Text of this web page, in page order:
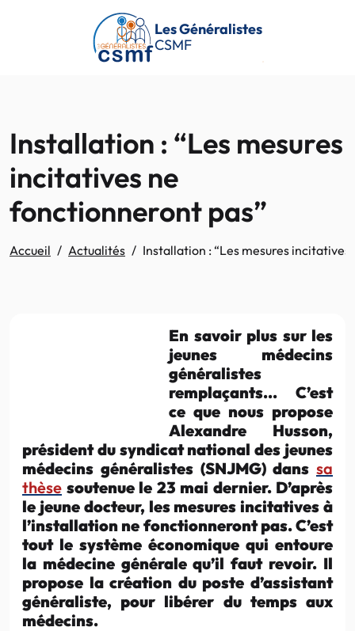
Passer au contenu principal
Les Généralistes
CSMF
Installation : “Les mesures
incitatives ne
fonctionneront pas”
Accueil Actualités Installation : “Les mesures
En savoir plus sur les
jeunes médecins
généralistes
remplaçants… C’est
ce que nous propose
Alexandre Husson,
président du syndicat national des jeunes
médecins généralistes (SNJMG) dans sa
thèse soutenue le 23 mai dernier. D’après
le jeune docteur, les mesures incitatives à
l’installation ne fonctionneront pas. C’est
tout le système économique qui entoure
la médecine générale qu’il faut revoir. Il
propose la création du poste d’assistant
généraliste, pour libérer du temps aux
médecins.